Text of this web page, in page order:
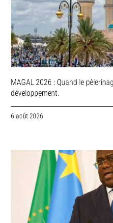
MAGAL 2026 : Quand le
développement.
6 août 2026